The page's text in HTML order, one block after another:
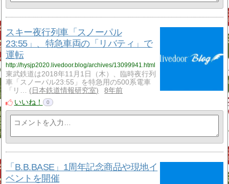
スキー夜行列車「スノーパル
23:55」、特急車両の「リバティ」で
運転
http://hysjp2020.livedoor.blog/archives/13099941.html
東武鉄道は2018年11月1日（木）、臨時夜行列
車「スノーパル23:55」を特急用の500系電車
「リ…
日本鉄道情報研究室
8年前
いいね！
0
「B.B.BASE」1周年記念商品や現地イ
ベントを開催